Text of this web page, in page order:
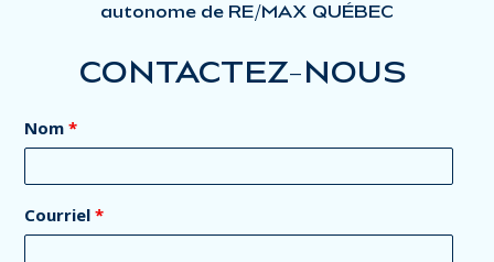
autonome de RE/MAX QUÉBEC
CONTACTEZ-NOUS
Nom*
Courriel*